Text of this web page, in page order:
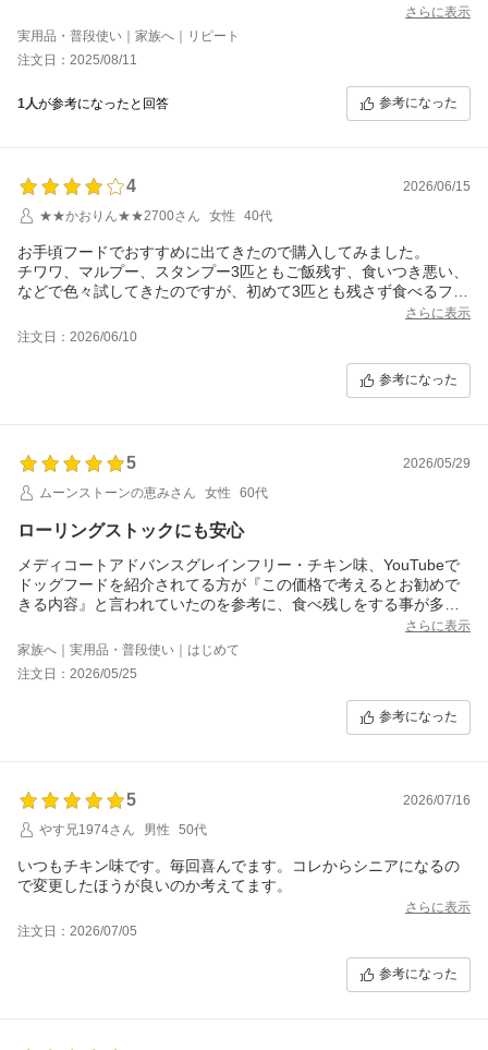
さらに表示
実用品・普段使い｜家族へ｜リピート
注文日：2025/08/11
1人が参考になったと回答 参考になった
4
2026/06/15
★★かおりん★★2700さん
女性 40代
お手頃フードでおすすめに出てきたので購入してみました。
チワワ、マルプー、スタンプー3匹ともご飯残す、食いつき悪い、
などで色々試してきたのですが、初めて3匹とも残さず食べるフー
ド見つけました。1番大きいスタンプーがいつも1粒ずつ食べてた
のですが、これならガブガブ食べれる！これで目やにがマシにな
さらに表示
注文日：2026/06/10
参考になった
5
2026/05/29
ムーンストーンの恵みさん
女性 60代
ローリングストックにも安心
メディコートアドバンスグレインフリー・チキン味、YouTubeで
ドッグフードを紹介されてる方が『この価格で考えるとお勧めで
きる内容』と言われていたのを参考に、食べ残しをする事が多少
気になりだしていた我が家の柴犬に、為しに近所の店舗で2?入り
を購入しこれまでのフードに混ぜてみたところ、食いつきも良く
こちらのフードの方がむしろ好みな感じに驚きました、初めてフ
ードを開けた時に飼い主的には少し小粒過ぎる感じを覚えました
が、フードにありがちな嫌な臭みがなく、便の様子も良好、500g
小分けパックになっているところも酸化の心配もなく、更に近所
でした。この賞味期限なら防災も考えたローリングストックにも
安心、これからもこちらのお店を利用させて頂きます、よろしく
お願い致します。
さらに表示
家族へ｜実用品・普段使い｜はじめて
注文日：2026/05/25
参考になった
5
2026/07/16
やす兄1974さん
男性 50代
いつもチキン味です。毎回喜んでます。コレからシニアになるの
で変更したほうが良いのか考えてます。
さらに表示
注文日：2026/07/05
参考になった